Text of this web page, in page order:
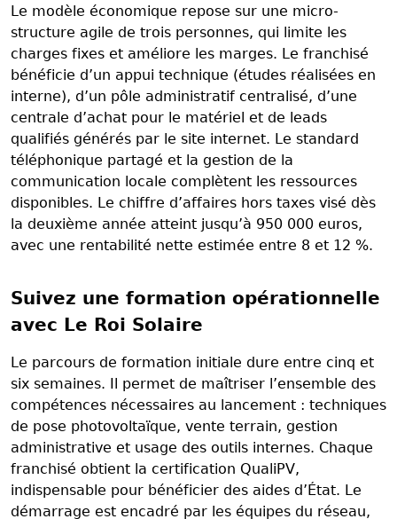
Le modèle économique repose sur une micro-
structure agile de trois personnes, qui limite les
charges fixes et améliore les marges. Le franchisé
bénéficie d’un appui technique (études réalisées en
interne), d’un pôle administratif centralisé, d’une
centrale d’achat pour le matériel et de leads
qualifiés générés par le site internet. Le standard
téléphonique partagé et la gestion de la
communication locale complètent les ressources
disponibles. Le chiffre d’affaires hors taxes visé dès
la deuxième année atteint jusqu’à 950 000 euros,
avec une rentabilité nette estimée entre 8 et 12 %.
Suivez une formation opérationnelle
avec Le Roi Solaire
Le parcours de formation initiale dure entre cinq et
six semaines. Il permet de maîtriser l’ensemble des
compétences nécessaires au lancement : techniques
de pose photovoltaïque, vente terrain, gestion
administrative et usage des outils internes. Chaque
franchisé obtient la certification QualiPV,
indispensable pour bénéficier des aides d’État. Le
démarrage est encadré par les équipes du réseau,